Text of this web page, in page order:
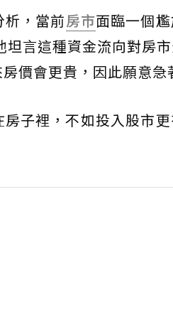
，當前房市面臨一個
言這種資金流向對房
價會更貴，因此願意急
子裡，不如投入股市